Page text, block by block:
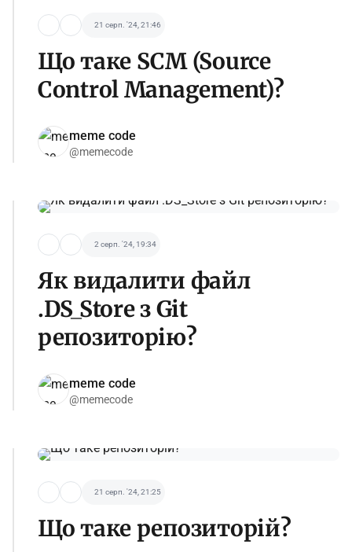
21 серп. '24, 21:46
Що таке SCM (Source
Control Management)?
meme code
@memecode
2 серп. '24, 19:34
Як видалити файл
.DS_Store з Git
репозиторію?
meme code
@memecode
21 серп. '24, 21:25
Що таке репозиторій?